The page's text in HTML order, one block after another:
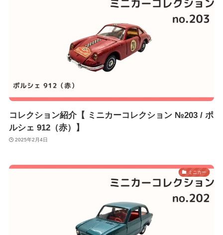
コレクション紹介【 ミニカーコレクション №203 / ポ
ルシェ 912（赤）】
2025年2月4日
ミニカー